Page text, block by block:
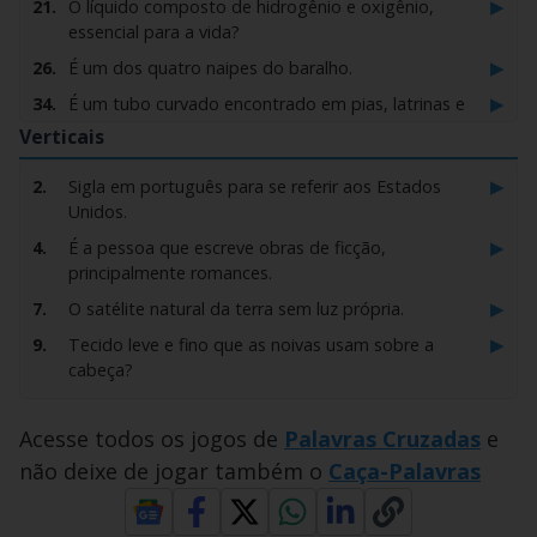
21.
O líquido composto de hidrogênio e oxigênio,
essencial para a vida?
▶
26. É um dos quatro naipes do baralho. ▶
34.
É um tubo curvado encontrado em pias, latrinas e
esgotos.
▶
44. Indivíduo despido, sem qualquer roupa. ▶
47.
É a unidade de comprimento equivalente à
centésima parte de um metro.
▶
65.
Sigla usada no Brasil para o documento com foto e
dados pessoais como nome e filiação.
▶
68. Ela é a mãe da modelo Yasmin Brunet. ▶
75. É a mãe da mãe ou a mãe do pai? ▶
88.
É a linha demarcada com cordas e boias para
competições de natação nas piscinas.
▶
Grande instrumento de sopro que produz um som
grave e é visto em orquestras.
Verticais
2.
Sigla em português para se referir aos Estados
Unidos.
▶
4.
É a pessoa que escreve obras de ficção,
principalmente romances.
▶
7. O satélite natural da terra sem luz própria. ▶
9.
Tecido leve e fino que as noivas usam sobre a
cabeça?
▶
servido acompanhado de uma bebida
17. Nesse famoso jogo, as pecinhas vão caindo
lentamente até encaixar uma nas outras.
O mesmo que reparo ou que o cliente busca na
Acesse todos os jogos de Palavras Cruzadas e
não deixe de jogar também o Caça-Palavras